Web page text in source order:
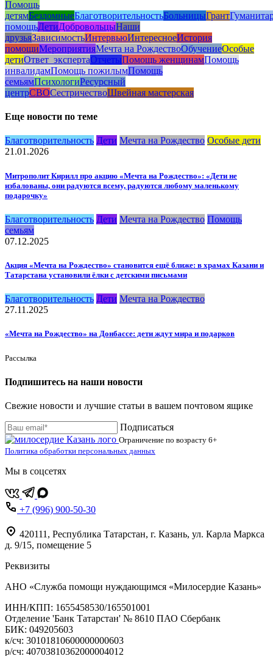
Помощь
детямБездомныеБлаготворительностьБольницыГрант
помощьДетиДобровольцыНаши
друзьяЗависимостьИнтервьюИнтересноеИстория
помощиМероприятияМечта на РождествоОбучениеОсобые
детиОтвет_экспертаОтчетыПомощь женщинамПомощь
инвалидамПомощь пожилымПомощь
семьямПсихологиРесурсный
центрСВОСестричествоШвейная мастерская
Еще новости по теме
Благотворительность Дети Мечта на Рождество Особые дети
21.01.2026
Митрополит Кирилл про акцию «Мечта на Рождество»: «Дети не
избалованы, они радуются всему, радуются любому маленькому
подарочку»
Благотворительность Дети Мечта на Рождество Помощь
семьям
07.12.2025
Акция «Мечта на Рождество» становится ещё ближе: в храмах Казани и
Татарстана установили ёлки с детскими письмами
Благотворительность Дети Мечта на Рождество
27.11.2025
«Мечта на Рождество» на Донбассе: дети ждут мира и подарков
Рассылка
Подпишитесь на наши новости
Свежие новости и лучшие статьи в вашем почтовом ящике
Подписаться
Ограничение по возрасту 6+
Политика обработки персональных данных
Мы в соцсетях
+7 (996) 900-50-30
420111 , Республика Татарстан, г. Казань, ул. Карла Маркса
д. 9/15, помещение 5
Реквизиты
АНО «Служба помощи нуждающимся «Милосердие Казань»
‌ИНН/КПП: 1655458530/165501001
Отделение 'Банк Татарстан' № 8610 ПАО Сбербанк
БИК: 049205603
‌к/сч: 30101810600000000603
р/сч: 40703810362000004012